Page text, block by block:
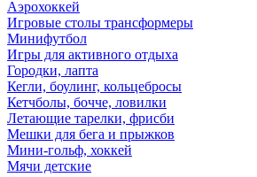
Аэрохоккей
Игровые столы трансформеры
Минифутбол
Игры для активного отдыха
Городки, лапта
Кегли, боулинг, кольцебросы
Кетчболы, бочче, ловилки
Летающие тарелки, фрисби
Мешки для бега и прыжков
Мини-гольф, хоккей
Мячи детские